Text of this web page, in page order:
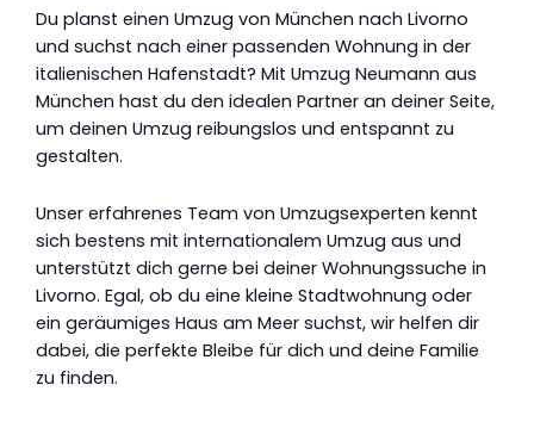
Du planst einen Umzug von München nach Livorno
und suchst nach einer passenden Wohnung in der
italienischen Hafenstadt? Mit Umzug Neumann aus
München hast du den idealen Partner an deiner Seite,
um deinen Umzug reibungslos und entspannt zu
gestalten.
Unser erfahrenes Team von Umzugsexperten kennt
sich bestens mit internationalem Umzug aus und
unterstützt dich gerne bei deiner Wohnungssuche in
Livorno. Egal, ob du eine kleine Stadtwohnung oder
ein geräumiges Haus am Meer suchst, wir helfen dir
dabei, die perfekte Bleibe für dich und deine Familie
zu finden.